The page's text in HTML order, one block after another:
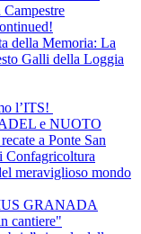
della Memoria: La
Galli della Loggia
l’ITS!
e NUOTO
a Ponte San
Confagricoltura
meraviglioso mondo
GRANADA
cantiere"